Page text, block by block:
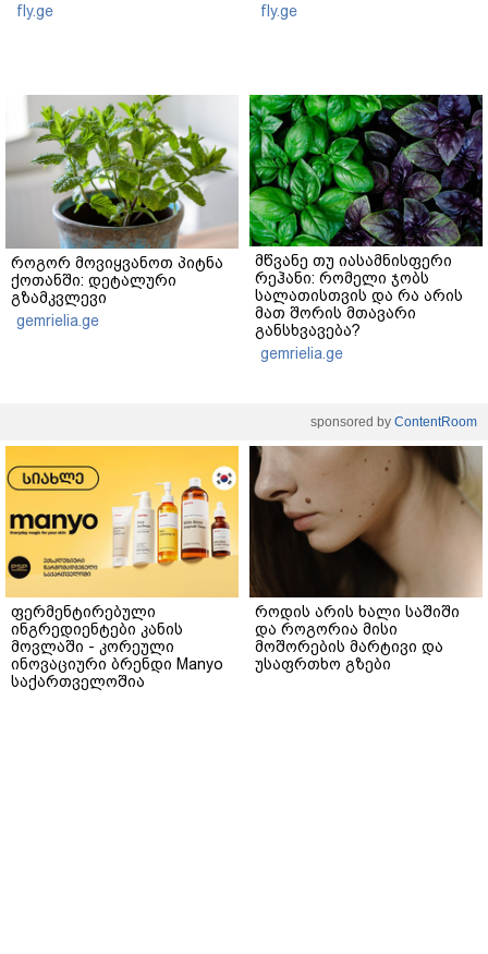
fly.ge
fly.ge
როგორ მოვიყვანოთ პიტნა
ქოთანში: დეტალური
გზამკვლევი
gemrielia.ge
მწვანე თუ იასამნისფერი
რეჰანი: რომელი ჯობს
სალათისთვის და რა არის
მათ შორის მთავარი
განსხვავება?
gemrielia.ge
sponsored by ContentRoom
ფერმენტირებული
ინგრედიენტები კანის
მოვლაში - კორეული
ინოვაციური ბრენდი Manyo
საქართველოშია
როდის არის ხალი საშიში
და როგორია მისი
მოშორების მარტივი და
უსაფრთხო გზები